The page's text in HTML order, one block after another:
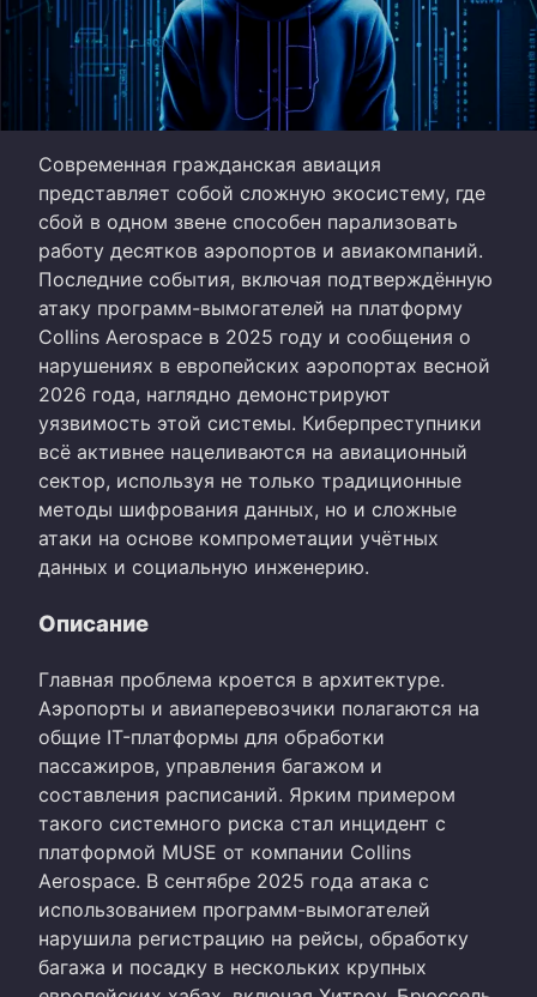
Современная гражданская авиация
представляет собой сложную экосистему, где
сбой в одном звене способен парализовать
работу десятков аэропортов и авиакомпаний.
Последние события, включая подтверждённую
атаку программ-вымогателей на платформу
Collins Aerospace в 2025 году и сообщения о
нарушениях в европейских аэропортах весной
2026 года, наглядно демонстрируют
уязвимость этой системы. Киберпреступники
всё активнее нацеливаются на авиационный
сектор, используя не только традиционные
методы шифрования данных, но и сложные
атаки на основе компрометации учётных
данных и социальную инженерию.
Описание
Главная проблема кроется в архитектуре.
Аэропорты и авиаперевозчики полагаются на
общие IT-платформы для обработки
пассажиров, управления багажом и
составления расписаний. Ярким примером
такого системного риска стал инцидент с
платформой MUSE от компании Collins
Aerospace. В сентябре 2025 года атака с
использованием программ-вымогателей
нарушила регистрацию на рейсы, обработку
багажа и посадку в нескольких крупных